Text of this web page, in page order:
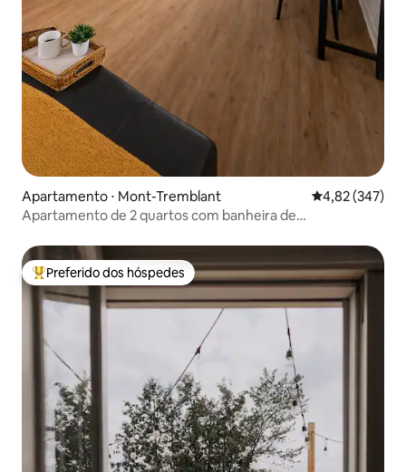
Apartamento ⋅ Mont-Tremblant 4,82 de uma
4,82 (347)
Apartamento de 2 quartos com banheira de
Entre os melhores preferidos dos hóspedes
Preferido dos hóspedes